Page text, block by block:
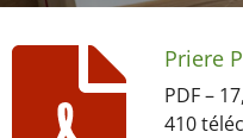
Priere
PDF –
410